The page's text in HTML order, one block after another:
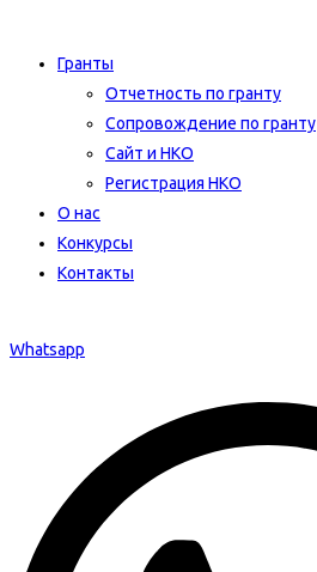
Гранты
Отчетность по гранту
Сопровождение по гранту
Сайт и НКО
Регистрация НКО
О нас
Конкурсы
Контакты
Whatsapp